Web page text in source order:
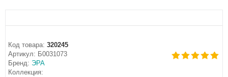
Код товара: 320245
Артикул: Б0031073
Бренд: ЭРА
Коллекция: